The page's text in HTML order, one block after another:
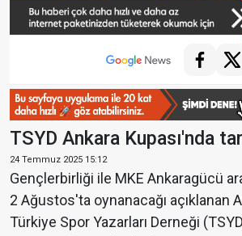
TSYD Ankara Kupası'nda
24 Temmuz 2025 15:12
Gençlerbirliği ile MKE Ankaragücü
2 Ağustos'ta oynanacağı açıklanan
Türkiye Spor Yazarları Derneği